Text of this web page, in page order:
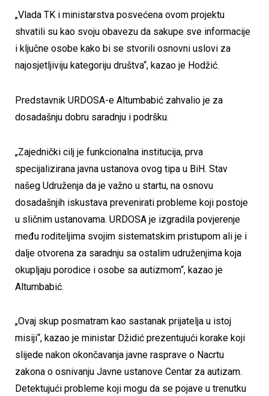
„Vlada TK i ministarstva posvećena ovom projektu
shvatili su kao svoju obavezu da sakupe sve informacije
i ključne osobe kako bi se stvorili osnovni uslovi za
najosjetljiviju kategoriju društva“, kazao je Hodžić.
Predstavnik URDOSA-e Altumbabić zahvalio je za
dosadašnju dobru saradnju i podršku.
„Zajednički cilj je funkcionalna institucija, prva
specijalizirana javna ustanova ovog tipa u BiH. Stav
našeg Udruženja da je važno u startu, na osnovu
dosadašnjih iskustava prevenirati probleme koji postoje
u sličnim ustanovama. URDOSA je izgradila povjerenje
među roditeljima svojim sistematskim pristupom ali je i
dalje otvorena za saradnju sa ostalim udruženjima koja
okupljaju porodice i osobe sa autizmom“, kazao je
Altumbabić.
„Ovaj skup posmatram kao sastanak prijatelja u istoj
misiji“, kazao je ministar Džidić prezentujući korake koji
slijede nakon okončavanja javne rasprave o Nacrtu
zakona o osnivanju Javne ustanove Centar za autizam.
Detektujući probleme koji mogu da se pojave u trenutku